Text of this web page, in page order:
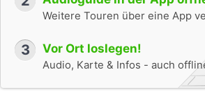
Weitere Touren über eine App
3 Vor Ort loslegen!
Audio, Karte & Infos - auch